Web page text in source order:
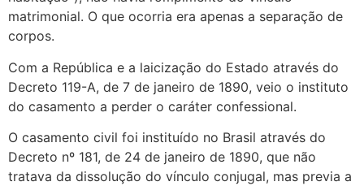
matrimonial. O que ocorria era apenas a separação de
corpos.
Com a República e a laicização do Estado através do
Decreto 119-A, de 7 de janeiro de 1890, veio o instituto
do casamento a perder o caráter confessional.
O casamento civil foi instituído no Brasil através do
Decreto nº 181, de 24 de janeiro de 1890, que não
tratava da dissolução do vínculo conjugal, mas previa a